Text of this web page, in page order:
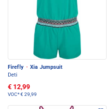
Firefly · Xia Jumpsuit
Deti
€ 12,99
VOC*€ 29,99